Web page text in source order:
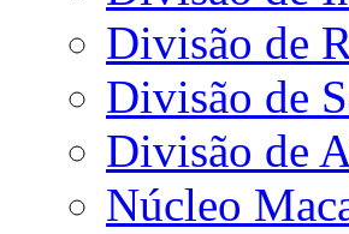
Divisão de
Divisão de
Divisão de
Núcleo